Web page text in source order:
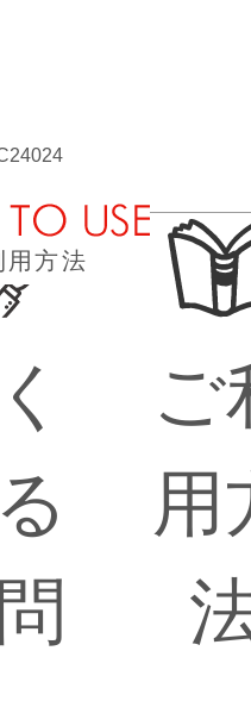
用方法
ご
用